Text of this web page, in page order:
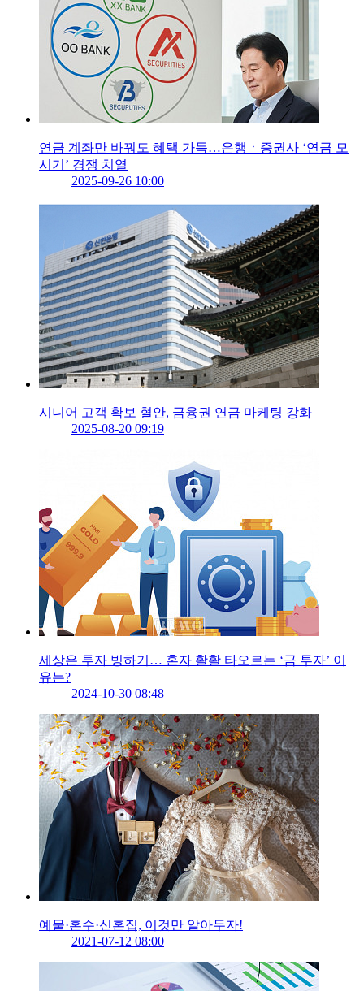
연금 계좌만 바꿔도 혜택 가득…은행ㆍ증권사 ‘연금 모
시기’ 경쟁 치열
2025-09-26 10:00
시니어 고객 확보 혈안, 금융권 연금 마케팅 강화
2025-08-20 09:19
세상은 투자 빙하기… 혼자 활활 타오르는 ‘금 투자’ 이
유는?
2024-10-30 08:48
예물·혼수·신혼집, 이것만 알아두자!
2021-07-12 08:00